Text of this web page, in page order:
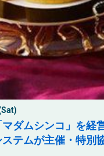
ダムシンコ」を経
テムが主催・特別